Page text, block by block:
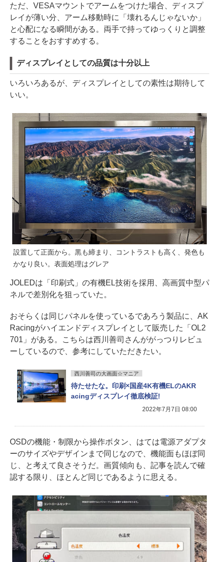
ただ、VESAマウントでアームをつけた場合、ディスプ
レイが薄い分、アーム移動時に「壊れるんじゃないか」
と心配になる瞬間がある。両手で持ってゆっくりと調整
することをおすすめする。
ディスプレイとしての品質は十分以上
いろいろあるが、ディスプレイとしての素性は期待して
いい。
設置して正面から。黒も締まり、コントラストも高く、発色も
かなり良い。表面処理はグレア
JOLEDは「印刷式」の有機EL技術を採用、高画質中型パ
ネルで差別化を狙っていた。
おそらくは同じパネルを使っているであろう製品に、AK
Racingがハイエンドディスプレイとして販売した「OL2
701」がある。こちらは西川善司さんががっつりレビュ
ーしているので、参考にしていただきたい。
西川善司の大画面☆マニア
待たせたな。印刷×国産4K有機ELのAKR
acingディスプレイ徹底検証!
2022年7月7日 08:00
OSDの機能・制限から操作ボタン、はては電源アダプタ
ーのサイズやデザインまで同じなので、機能面もほぼ同
じ、と考えて良さそうだ。画質傾向も、記事を読んで確
認する限り、ほとんど同じであるように思える。